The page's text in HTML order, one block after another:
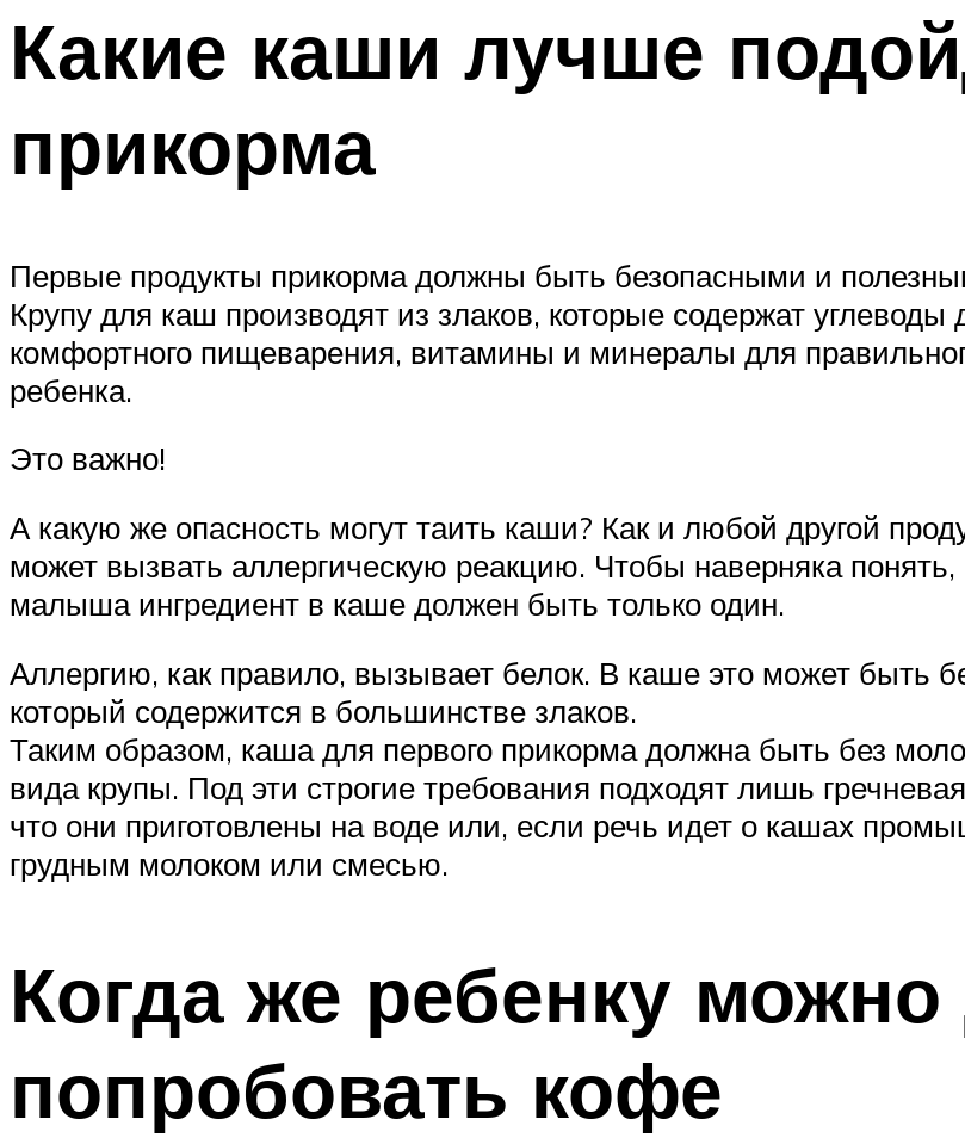
Какие каши лучше
прикорма
Первые продукты прикорма должны быть безопасными и
Крупу для каш производят из злаков, которые содержат углеводы
комфортного пищеварения, витамины и минералы для
ребенка.
Это важно!
А какую же опасность могут таить каши? Как и любой другой
может вызвать аллергическую реакцию. Чтобы наверняка
малыша ингредиент в каше должен быть только один.
Аллергию, как правило, вызывает белок. В каше это может быть
который содержится в большинстве злаков.
Таким образом, каша для первого прикорма должна быть без
вида крупы. Под эти строгие требования подходят лишь
что они приготовлены на воде или, если речь идет о кашах
грудным молоком или смесью.
Когда же ребенку можно
попробовать кофе